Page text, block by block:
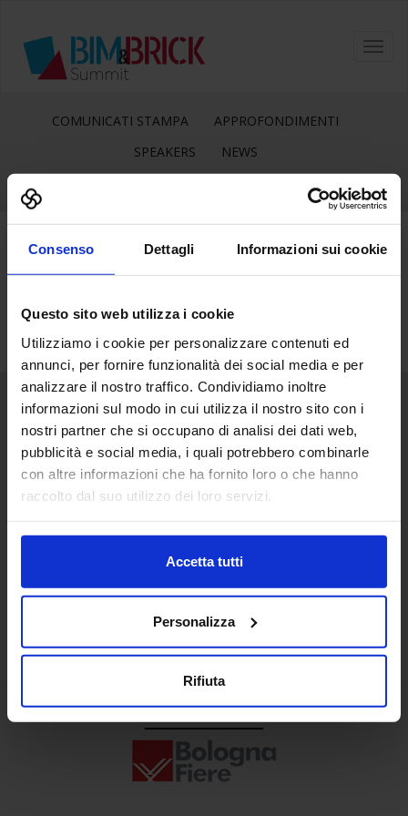
Consenso Dettagli Informazioni sui cookie
Questo sito web utilizza i cookie
Utilizziamo i cookie per personalizzare contenuti ed
annunci, per fornire funzionalità dei social media e per
analizzare il nostro traffico. Condividiamo inoltre
informazioni sul modo in cui utilizza il nostro sito con i
nostri partner che si occupano di analisi dei dati web,
pubblicità e social media, i quali potrebbero combinarle
con altre informazioni che ha fornito loro o che hanno
raccolto dal suo utilizzo dei loro servizi.
Accetta tutti
Personalizza
Rifiuta
COMUNICATI STAMPA
APPROFONDIMENTI
SPEAKERS
NEWS
Senaf srl
+ 39 02.332039460
Progetto e direzione